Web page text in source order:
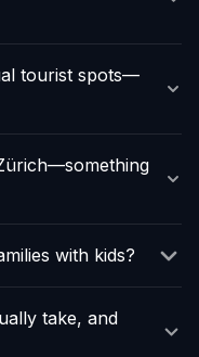
tourist spots—
with kids?
take, and